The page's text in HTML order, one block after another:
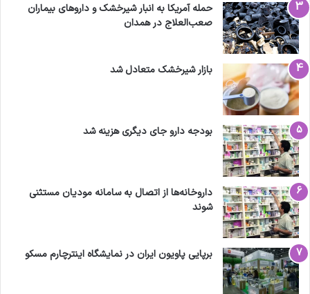
حمله آمریکا به انبار شیرخشک و داروهای بیماران
صعب‌العلاج در همدان
بازار شیرخشک متعادل شد
بودجه دارو جای دیگری هزینه شد
داروخانه‌ها از اتصال به سامانه مودیان مستثنی
شوند
برپایی پاویون ایران در نمایشگاه اینترچارم مسکو